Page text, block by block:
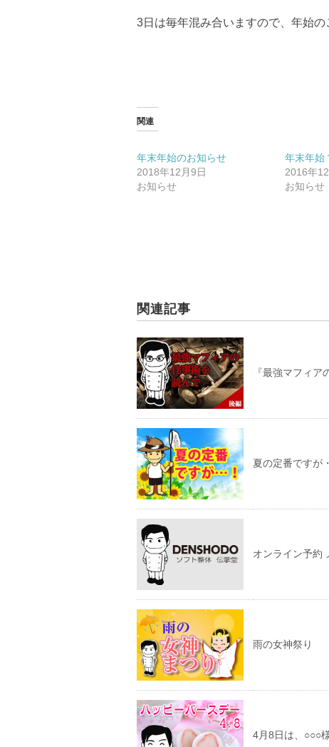
3日は毎年混み合いますので、年始の
関連
年末年始のお知らせ
2018年12月9日
お知らせ
年末年始
2016年
お知らせ
関連記事
『最強マフィ
夏の定番ですが
オンライン予約
雨の女神祭り
4月8日は、○○○